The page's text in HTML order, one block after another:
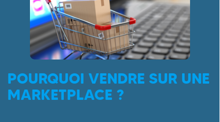
POURQUOI VENDRE SUR UNE
MARKETPLACE ?